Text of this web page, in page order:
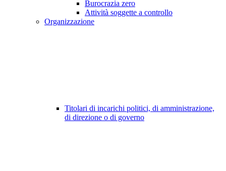
Burocrazia zero
Attività soggette a controllo
Organizzazione
Titolari di incarichi politici, di amministrazione,
di direzione o di governo